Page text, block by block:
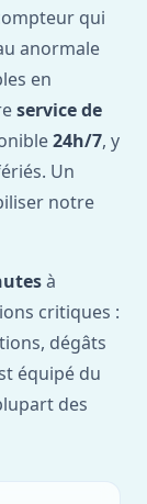
qui
anormale
en
service de
24h/7, y
Un
notre
à
critiques :
dégâts
équipé du
des